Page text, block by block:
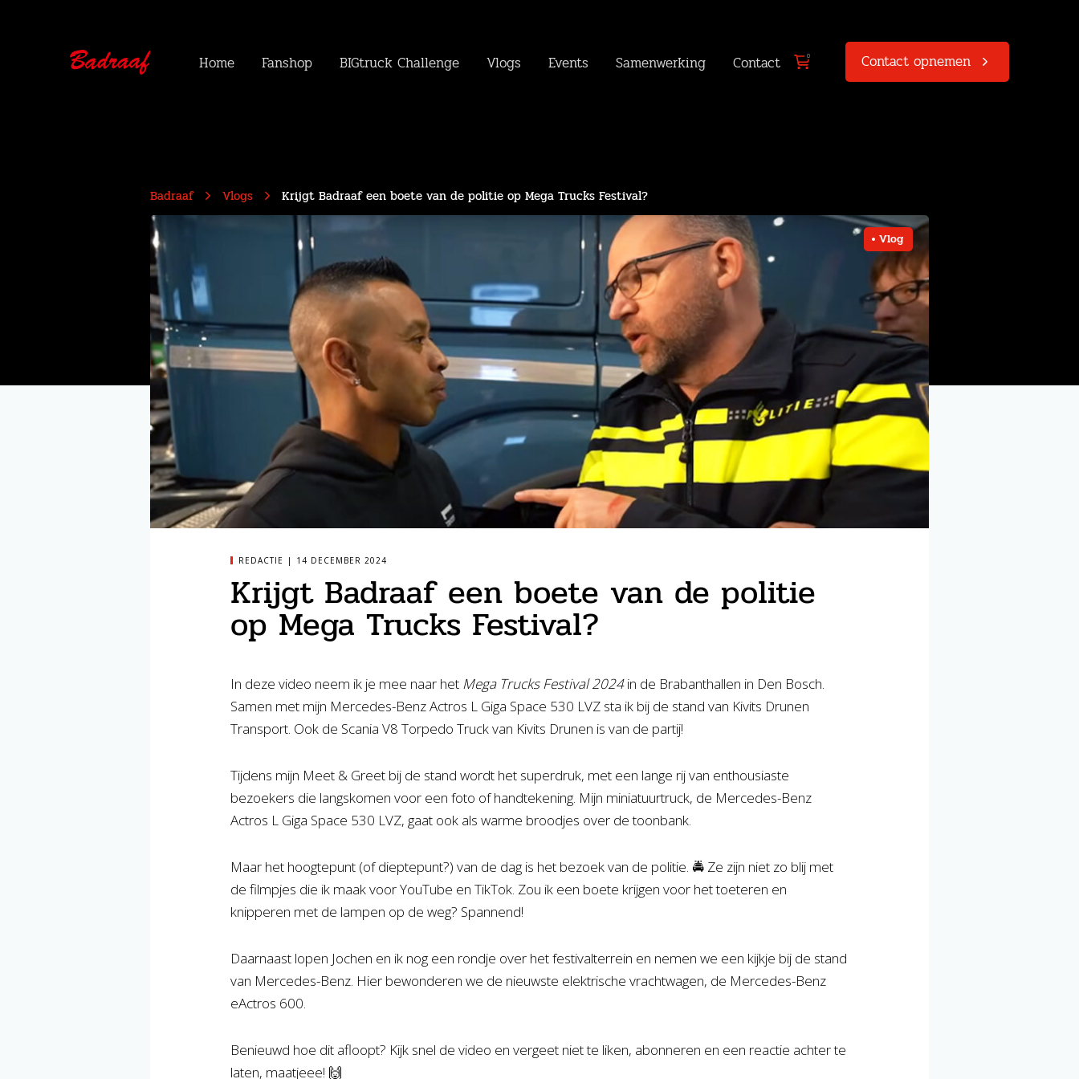
Home Fanshop BIGtruck Challenge Vlogs Events Samenwerking Contact 0 Contact opnemen
Badraaf Vlogs Krijgt Badraaf een boete van de politie op Mega Trucks Festival?
Vlog
REDACTIE 14 DECEMBER 2024
Krijgt Badraaf een boete van de politie
op Mega Trucks Festival?
In deze video neem ik je mee naar het Mega Trucks Festival 2024in de Brabanthallen in Den Bosch.
Samen met mijn Mercedes-Benz Actros L Giga Space 530 LVZ sta ik bij de stand van Kivits Drunen
Transport. Ook de Scania V8 Torpedo Truck van Kivits Drunen is van de partij!
Tijdens mijn Meet & Greet bij de stand wordt het superdruk, met een lange rij van enthousiaste
bezoekers die langskomen voor een foto of handtekening. Mijn miniatuurtruck, de Mercedes-Benz
Actros L Giga Space 530 LVZ, gaat ook als warme broodjes over de toonbank.
Maar het hoogtepunt (of dieptepunt?) van de dag is het bezoek van de politie. 🚔 Ze zijn niet zo blij met
de filmpjes die ik maak voor YouTube en TikTok. Zou ik een boete krijgen voor het toeteren en
knipperen met de lampen op de weg? Spannend!
Daarnaast lopen Jochen en ik nog een rondje over het festivalterrein en nemen we een kijkje bij de stand
van Mercedes-Benz. Hier bewonderen we de nieuwste elektrische vrachtwagen, de Mercedes-Benz
eActros 600.
Benieuwd hoe dit afloopt? Kijk snel de video en vergeet niet te liken, abonneren en een reactie achter te
laten, maatjeee! 🙌